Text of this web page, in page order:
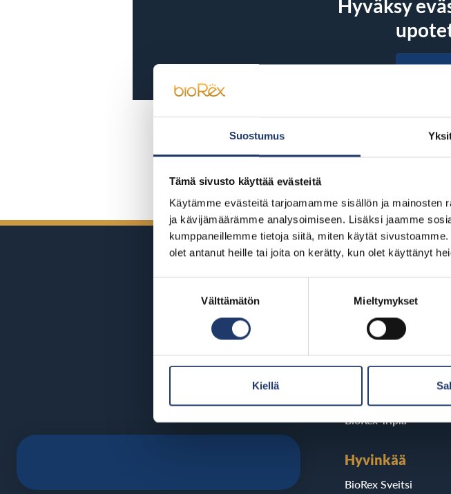
Suostumus
Tämä sivusto käyttää evästeitä
Käytämme evästeitä tarjoamamme sisällön ja
ja kävijämäärämme analysoimiseen. Lisäksi jaamme
kumppaneillemme tietoja siitä, miten käytät
olet antanut heille tai joita on kerätty, kun olet käyttänyt
Välttämätön Mieltymykset
Kiellä
Hyväksy
BioRexillä on
BioRex Tripla
Hyvinkää
BioRex Sveitsi